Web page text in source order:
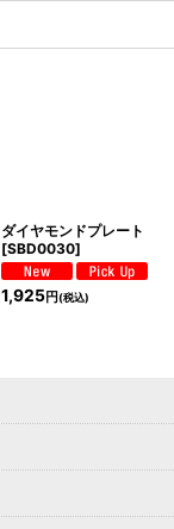
ダイヤモンドプレート
[SBD0030]
1,925円(税込)